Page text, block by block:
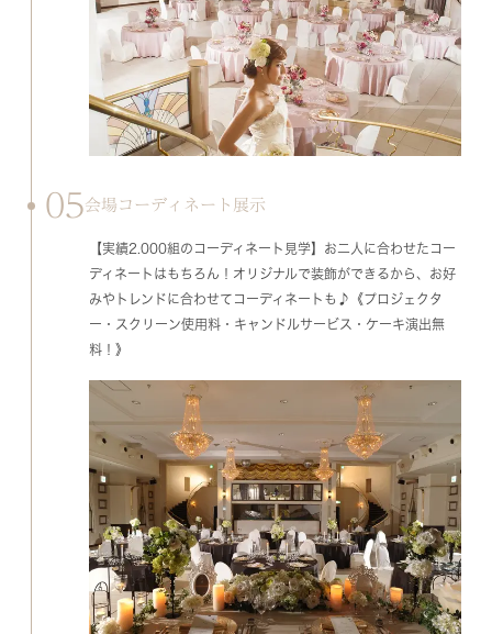
05会場コーディネート展示
【実績2.000組のコーディネート見学】お二人に合わせたコー
ディネートはもちろん！オリジナルで装飾ができるから、お好
みやトレンドに合わせてコーディネートも♪《プロジェクタ
ー・スクリーン使用料・キャンドルサービス・ケーキ演出無
料！》